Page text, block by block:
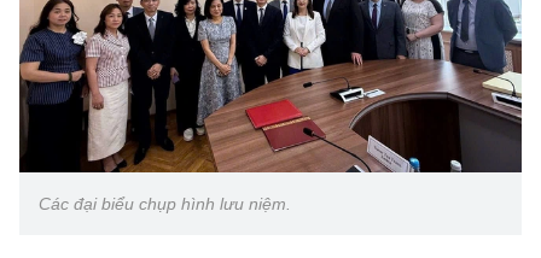
Các đại biểu chụp hình lưu niệm.